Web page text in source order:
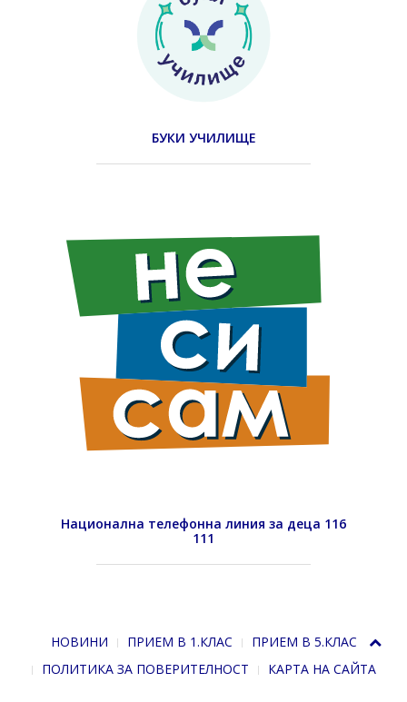
БУКИ УЧИЛИЩЕ
Национална телефонна линия за деца 116
111
НОВИНИ ПРИЕМ В 1.КЛАС
ПРИЕМ В 5.КЛАС
ПОЛИТИКА ЗА ПОВЕРИТЕЛНОСТ
КАРТА НА САЙТА